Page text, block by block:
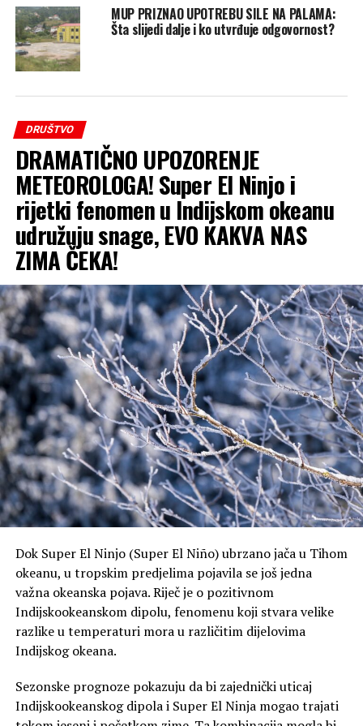
MUP PRIZNAO UPOTREBU SILE NA PALAMA:
Šta slijedi dalje i ko utvrđuje odgovornost?
DRUŠTVO
DRAMATIČNO UPOZORENJE
METEOROLOGA! Super El Ninjo i
rijetki fenomen u Indijskom okeanu
udružuju snage, EVO KAKVA NAS
ZIMA ČEKA!
Dok Super El Ninjo (Super El Niño) ubrzano jača u Tihom
okeanu, u tropskim predjelima pojavila se još jedna
važna okeanska pojava. Riječ je o pozitivnom
Indijskookeanskom dipolu, fenomenu koji stvara velike
razlike u temperaturi mora u različitim dijelovima
Indijskog okeana.
Sezonske prognoze pokazuju da bi zajednički uticaj
Indijskookeanskog dipola i Super El Ninja mogao trajati